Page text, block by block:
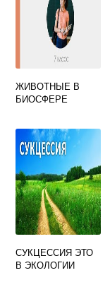
ЖИВОТНЫЕ В
БИОСФЕРЕ
СУКЦЕССИЯ ЭТО
В ЭКОЛОГИИ